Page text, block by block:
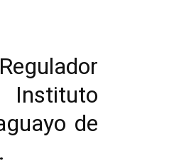
Instituto
de